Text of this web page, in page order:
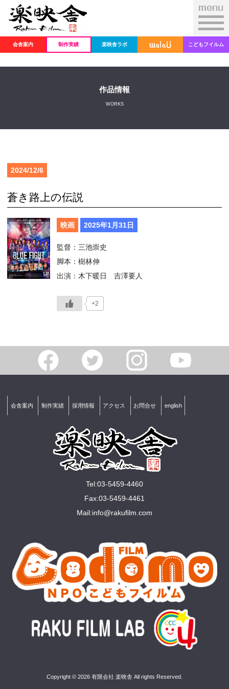
会舎案内 制作実績 楽映舎ラボ こどもフイルム
作品情報
WORKS
2024/12/6
蒼き路上の伝説
映画 2025年1月31日
監督：三池崇史
脚本：樹林伸
出演：木下暖日 吉澤要人
+2
会舎案内 制作実績 採用情報 アクセス お問合せ english
Tel:03-5459-4460
Fax:03-5459-4461
Mail:info@rakuﬁlm.com
Copyright © 2026 有限会社 楽映舎 All rights Reserved.